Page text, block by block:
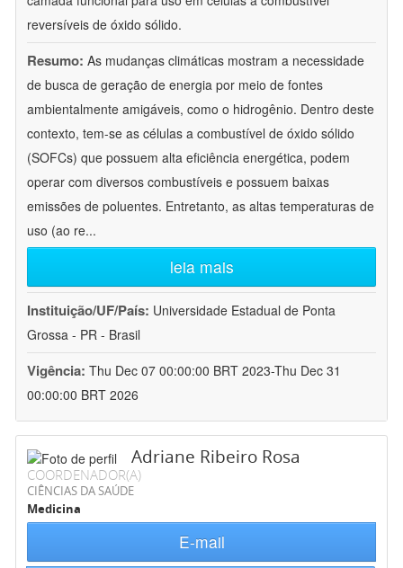
reversíveis de óxido sólido.
Resumo: As mudanças climáticas mostram a necessidade
de busca de geração de energia por meio de fontes
ambientalmente amigáveis, como o hidrogênio. Dentro deste
contexto, tem-se as células a combustível de óxido sólido
(SOFCs) que possuem alta eficiência energética, podem
operar com diversos combustíveis e possuem baixas
emissões de poluentes. Entretanto, as altas temperaturas de
uso (ao re...
leia mais
Instituição/UF/País: Universidade Estadual de Ponta
Grossa - PR - Brasil
Vigência: Thu Dec 07 00:00:00 BRT 2023-Thu Dec 31
00:00:00 BRT 2026
Adriane Ribeiro Rosa
COORDENADOR(A)
CIÊNCIAS DA SAÚDE
Medicina
E-mail